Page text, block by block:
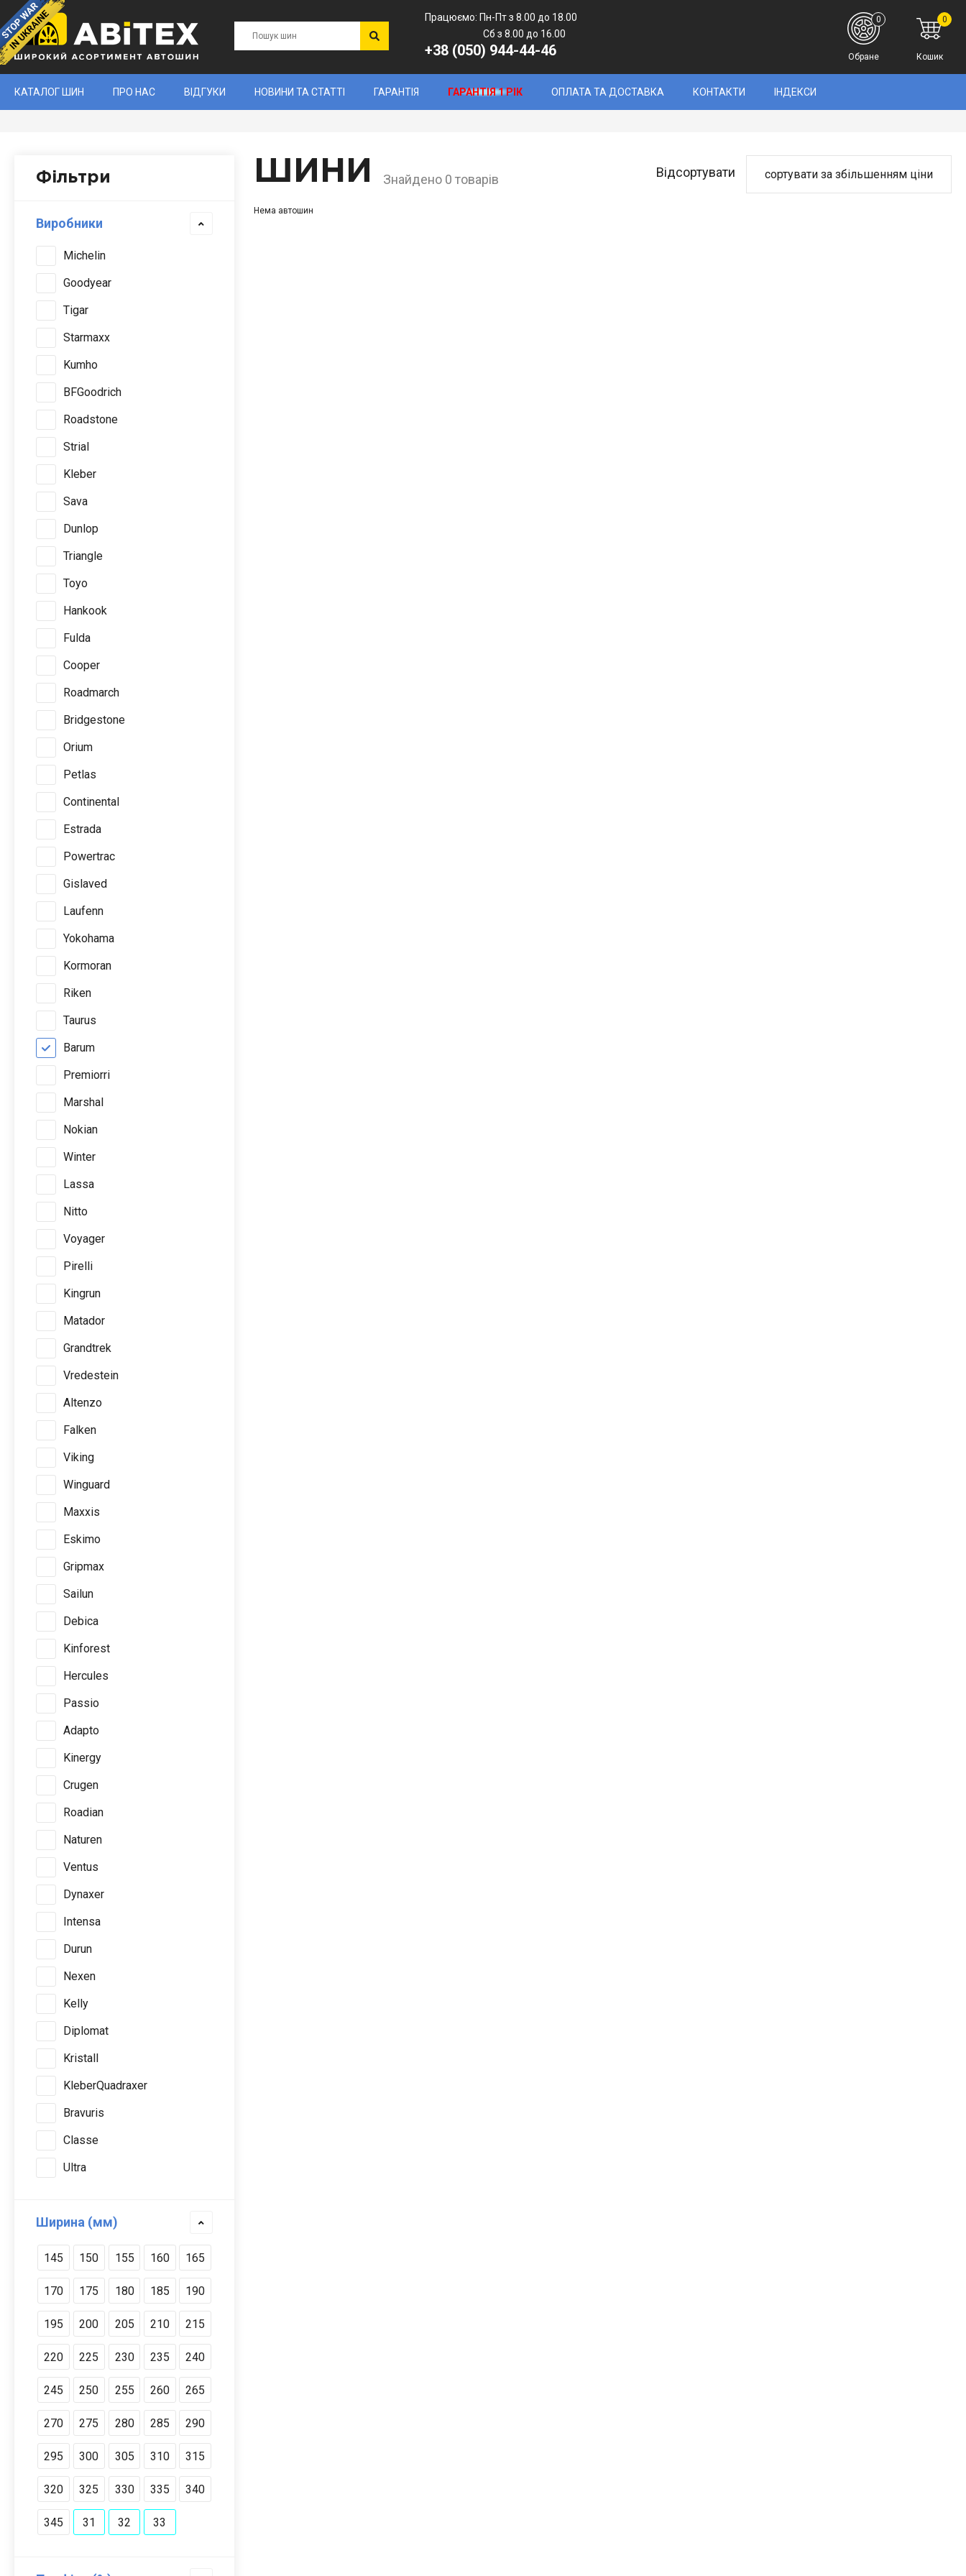
Працюємо: Пн-Пт з 8.00 до 18.00
Сб з 8.00 до 16.00
+38 (050) 944-44-46
0
Кошик
0
Обране
КАТАЛОГ ШИН ПРО НАС ВІДГУКИ НОВИНИ ТА СТАТТІ ГАРАНТІЯ ГАРАНТІЯ 1 РІК ОПЛАТА ТА ДОСТАВКА КОНТАКТИ ІНДЕКСИ
Фільтри
Виробники
Michelin
Goodyear
Tigar
Starmaxx
Kumho
BFGoodrich
Roadstone
Strial
Kleber
Sava
Dunlop
Triangle
Toyo
Hankook
Fulda
Cooper
Roadmarch
Bridgestone
Orium
Petlas
Continental
Estrada
Powertrac
Gislaved
Laufenn
Yokohama
Kormoran
Riken
Taurus
Barum
Premiorri
Marshal
Nokian
Winter
Lassa
Nitto
Voyager
Pirelli
Kingrun
Matador
Grandtrek
Vredestein
Altenzo
Falken
Viking
Winguard
Maxxis
Eskimo
Gripmax
Sailun
Debica
Kinforest
Hercules
Passio
Adapto
Kinergy
Crugen
Roadian
Naturen
Ventus
Dynaxer
Intensa
Durun
Nexen
Kelly
Diplomat
Kristall
KleberQuadraxer
Bravuris
Classe
Ultra
Ширина (мм)
145 150 155 160 165
170 175 180 185 190
195 200 205 210 215
220 225 230 235 240
245 250 255 260 265
270 275 280 285 290
295 300 305 310 315
320 325 330 335 340
345 31 32 33
ШИНИ Знайдено 0 товарів Відсортувати сортувати за збільшенням ціни
Нема автошин